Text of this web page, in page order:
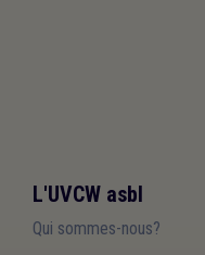
L'UVCW asbl
Qui sommes-nous?